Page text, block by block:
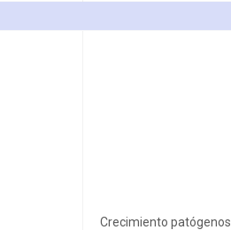
Crecimiento patógenos